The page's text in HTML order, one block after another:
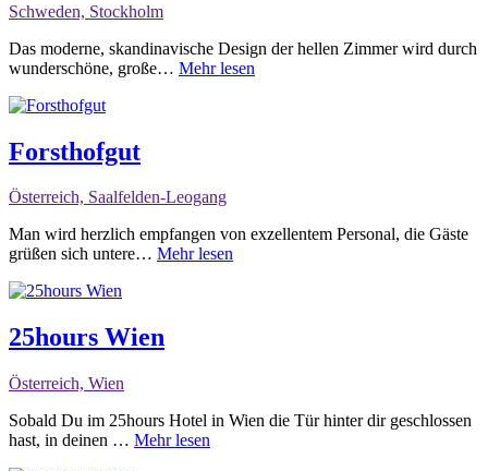
Schweden, Stockholm
Das moderne, skandinavische Design der hellen Zimmer wird durch
wunderschöne, große… Mehr lesen
Forsthofgut
Österreich, Saalfelden-Leogang
Man wird herzlich empfangen von exzellentem Personal, die Gäste
grüßen sich untere… Mehr lesen
25hours Wien
Österreich, Wien
Sobald Du im 25hours Hotel in Wien die Tür hinter dir geschlossen
hast, in deinen … Mehr lesen